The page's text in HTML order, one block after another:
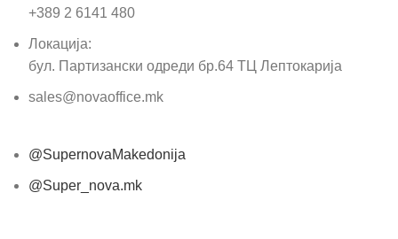
+389 2 6141 480
Локација:
бул. Партизански одреди бр.64 ТЦ Лептокарија
sales@novaoffice.mk
@SupernovaMakedonija
@Super_nova.mk